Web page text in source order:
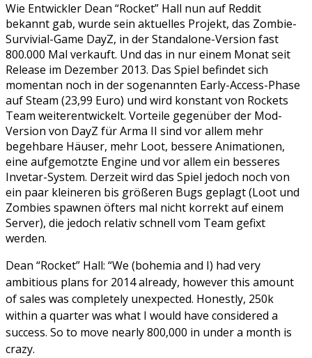
Wie Entwickler Dean “Rocket” Hall nun auf Reddit
bekannt gab, wurde sein aktuelles Projekt, das Zombie-
Survivial-Game DayZ, in der Standalone-Version fast
800.000 Mal verkauft. Und das in nur einem Monat seit
Release im Dezember 2013. Das Spiel befindet sich
momentan noch in der sogenannten Early-Access-Phase
auf Steam (23,99 Euro) und wird konstant von Rockets
Team weiterentwickelt. Vorteile gegenüber der Mod-
Version von DayZ für Arma II sind vor allem mehr
begehbare Häuser, mehr Loot, bessere Animationen,
eine aufgemotzte Engine und vor allem ein besseres
Invetar-System. Derzeit wird das Spiel jedoch noch von
ein paar kleineren bis größeren Bugs geplagt (Loot und
Zombies spawnen öfters mal nicht korrekt auf einem
Server), die jedoch relativ schnell vom Team gefixt
werden.
Dean “Rocket” Hall: “We (bohemia and I) had very
ambitious plans for 2014 already, however this amount
of sales was completely unexpected. Honestly, 250k
within a quarter was what I would have considered a
success. So to move nearly 800,000 in under a month is
crazy.